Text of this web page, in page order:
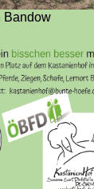
Bandow